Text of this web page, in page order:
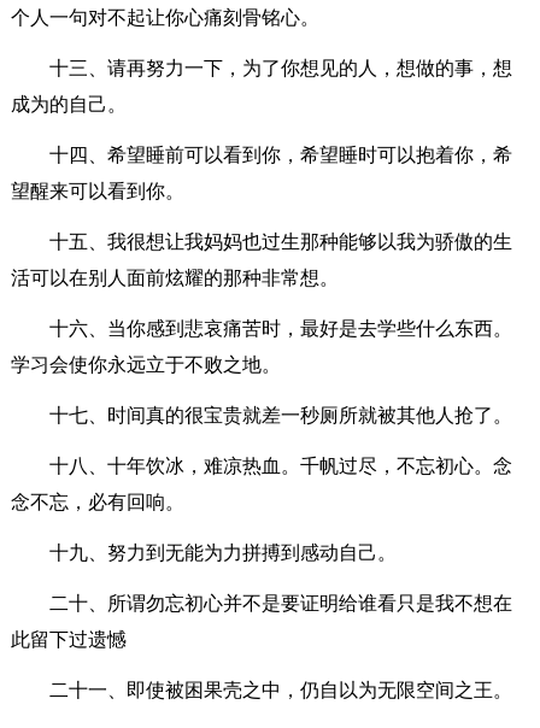
个人一句对不起让你心痛刻骨铭心。
十三、请再努力一下，为了你想见的人，想做的事，想
成为的自己。
十四、希望睡前可以看到你，希望睡时可以抱着你，希
望醒来可以看到你。
十五、我很想让我妈妈也过生那种能够以我为骄傲的生
活可以在别人面前炫耀的那种非常想。
十六、当你感到悲哀痛苦时，最好是去学些什么东西。
学习会使你永远立于不败之地。
十七、时间真的很宝贵就差一秒厕所就被其他人抢了。
十八、十年饮冰，难凉热血。千帆过尽，不忘初心。念
念不忘，必有回响。
十九、努力到无能为力拼搏到感动自己。
二十、所谓勿忘初心并不是要证明给谁看只是我不想在
此留下过遗憾
二十一、即使被困果壳之中，仍自以为无限空间之王。